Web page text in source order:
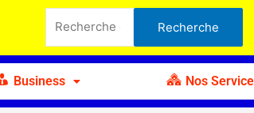
pour :
Recherche
Business Nos